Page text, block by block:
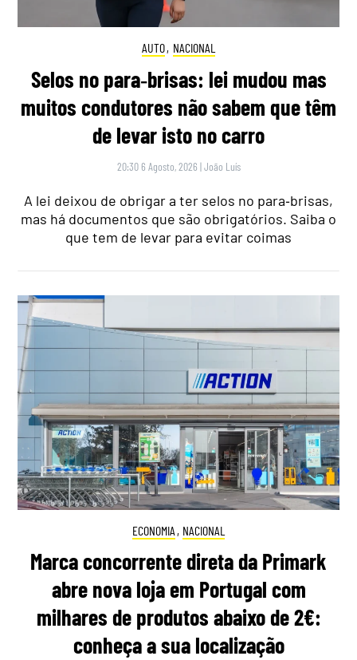
AUTO, NACIONAL
Selos no para‑brisas: lei mudou mas
muitos condutores não sabem que têm
de levar isto no carro
20:30 6 Agosto, 2026 |João Luís
A lei deixou de obrigar a ter selos no para‑brisas,
mas há documentos que são obrigatórios. Saiba o
que tem de levar para evitar coimas
ECONOMIA , NACIONAL
Marca concorrente direta da Primark
abre nova loja em Portugal com
milhares de produtos abaixo de 2€:
conheça a sua localização